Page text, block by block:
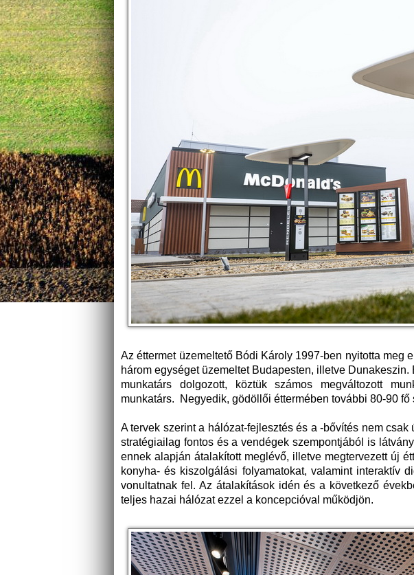
Az éttermet üzemeltető Bódi Károly 1997-ben nyitotta meg
három egységet üzemeltet Budapesten, illetve
munkatárs dolgozott, köztük számos megváltozott
munkatárs. Negyedik, gödöllői éttermében további 80-90
A tervek szerint a hálózat-fejlesztés és a -bővítés nem
stratégiailag fontos és a vendégek szempontjából is
ennek alapján átalakított meglévő, illetve megtervezett új
konyha- és kiszolgálási folyamatokat, valamint interaktív
vonultatnak fel. Az átalakítások idén és a következő
teljes hazai hálózat ezzel a koncepcióval működjön.